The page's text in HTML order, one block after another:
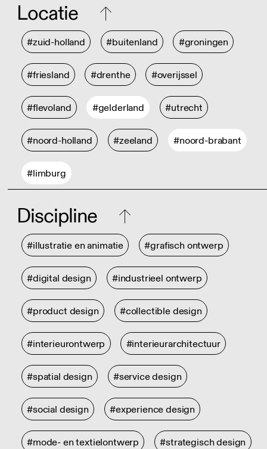
Locatie
#zuid-holland #buitenland #groningen
#friesland #drenthe #overijssel
#flevoland #gelderland #utrecht
#noord-holland #zeeland #noord-brabant
#limburg
Discipline
#illustratie en animatie #grafisch ontwerp
#digital design #industrieel ontwerp
#product design #collectible design
#interieurontwerp #interieurarchitectuur
#spatial design #service design
#social design #experience design
#mode- en textielontwerp #strategisch design